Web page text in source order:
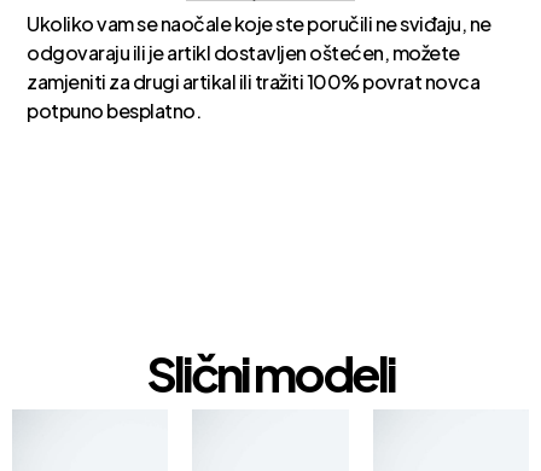
Ukoliko vam se naočale koje ste poručili ne sviđaju, ne
odgovaraju ili je artikl dostavljen oštećen, možete
zamjeniti za drugi artikal ili tražiti 100% povrat novca
potpuno besplatno.
Slični modeli